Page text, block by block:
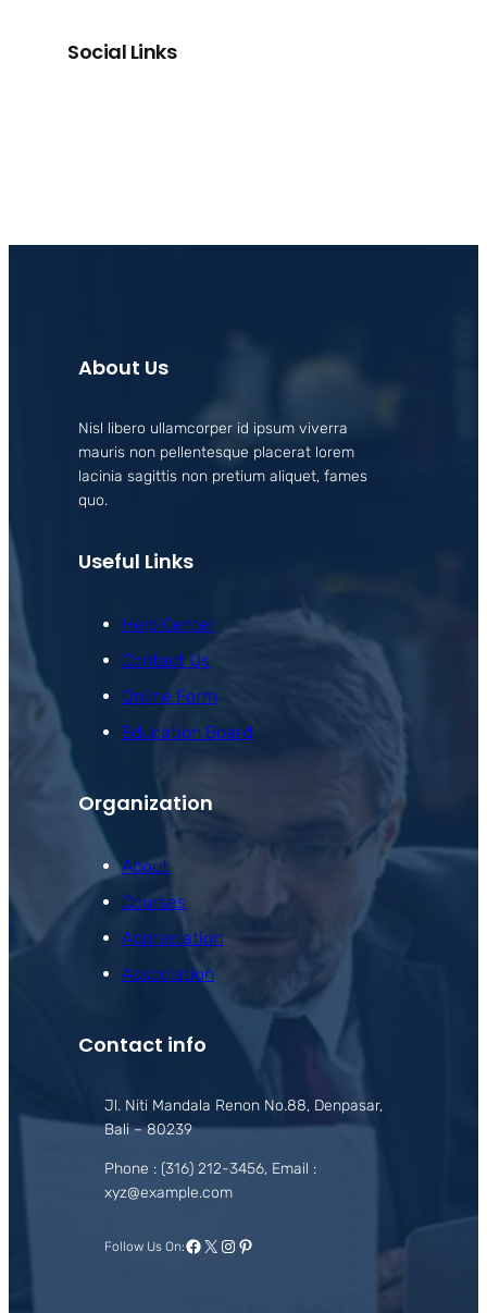
Social Links
About Us
Nisl libero ullamcorper id ipsum viverra
mauris non pellentesque placerat lorem
lacinia sagittis non pretium aliquet, fames
quo.
Useful Links
Help Center
Contact Us
Online Form
Education Board
Organization
About
Courses
Appreciation
Association
Contact info
Jl. Niti Mandala Renon No.88, Denpasar,
Bali – 80239
Phone : (316) 212-3456, Email :
xyz@example.com
Follow Us On:Facebook
X Instagram
Pinterest